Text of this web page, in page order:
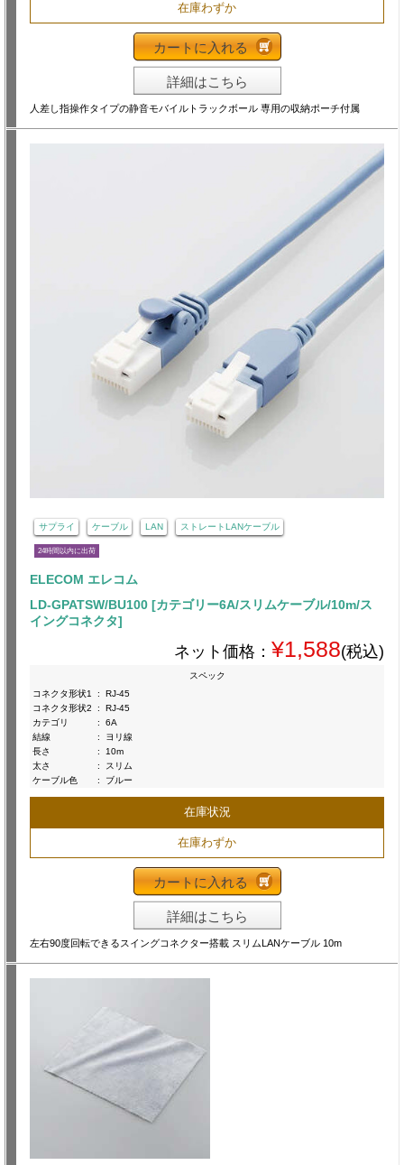
在庫わずか
カートに入れる
詳細はこちら
人差し指操作タイプの静音モバイルトラックボール 専用の収納ポーチ付属
サプライ ケーブル LAN ストレートLANケーブル
24時間以内に出荷
ELECOM エレコム
LD-GPATSW/BU100 [カテゴリー6A/スリムケーブル/10m/ス
イングコネクタ]
ネット価格： ¥1,588(税込)
スペック
コネクタ形状1
:
RJ-45
コネクタ形状2
:
RJ-45
カテゴリ
:
6A
結線
:
ヨリ線
長さ
:
10m
太さ
:
スリム
ケーブル色
: ブルー
在庫状況
在庫わずか
カートに入れる
詳細はこちら
左右90度回転できるスイングコネクター搭載 スリムLANケーブル 10m